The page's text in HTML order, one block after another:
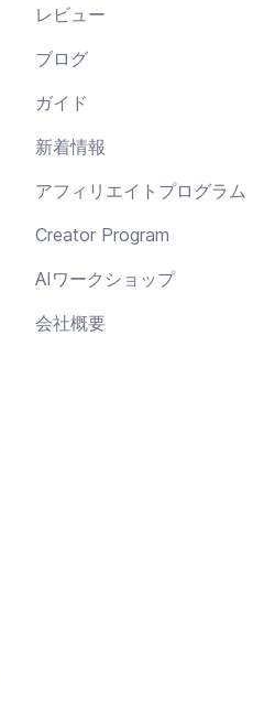
レビュー
ブログ
ガイド
新着情報
アフィリエイトプログラム
Creator Program
AIワークショップ
会社概要